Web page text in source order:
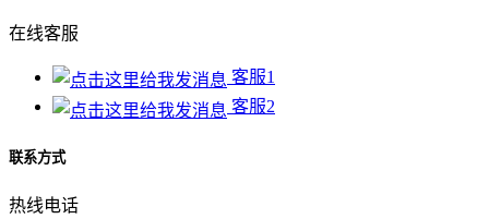
在线客服
客服1
客服2
联系方式
热线电话